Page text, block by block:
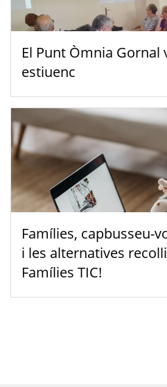
El Punt Òmnia
estiuenc
Famílies, capbusseu-
i les alternatives
Famílies TIC!